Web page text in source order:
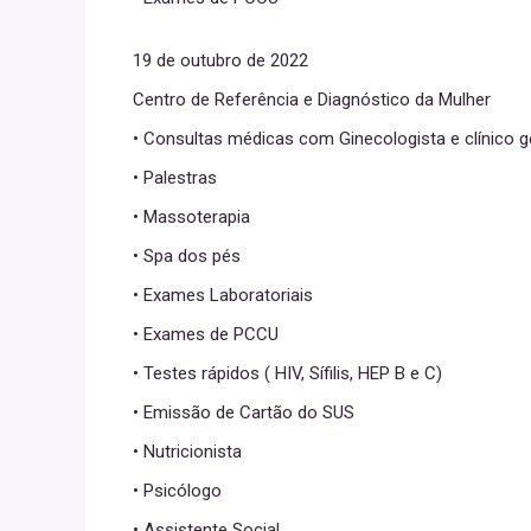
19 de outubro de 2022
Centro de Referência e Diagnóstico da Mulher
• Consultas médicas com Ginecologista e clínico
• Palestras
• Massoterapia
• Spa dos pés
• Exames Laboratoriais
• Exames de PCCU
• Testes rápidos ( HIV, Sífilis, HEP B e C)
• Emissão de Cartão do SUS
• Nutricionista
• Psicólogo